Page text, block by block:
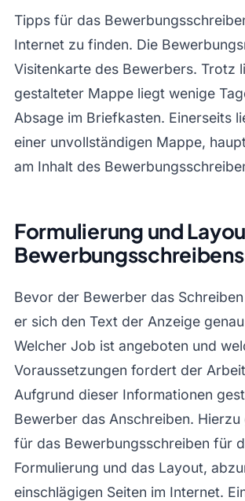
Tipps für das
Internet zu finden. Die
Visitenkarte des Bewerbers. Trotz
gestalteter Mappe liegt wenige
Absage im Briefkasten. Einerseits
einer unvollständigen Mappe,
am Inhalt des
Formulierung und
Bewerbungsschreibens
Bevor der Bewerber das
er sich den Text der Anzeige
Welcher Job ist angeboten und
Voraussetzungen fordert der
Aufgrund dieser Informationen
Bewerber das Anschreiben.
für das Bewerbungsschreiben für
Formulierung und das Layout,
einschlägigen Seiten im Internet.